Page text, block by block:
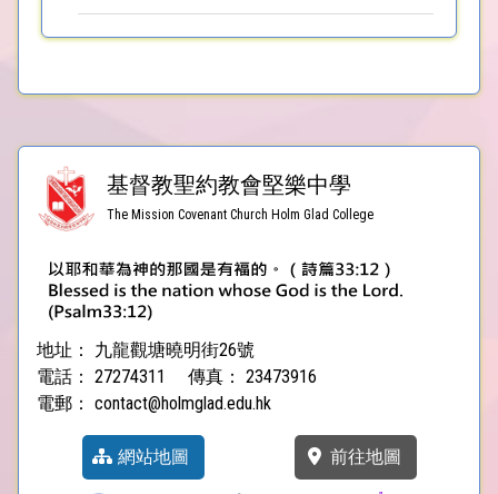
基督教聖約教會堅樂中學
The Mission Covenant Church Holm Glad College
地址：
九龍觀塘曉明街26號
電話： 27274311 傳真： 23473916
電郵： contact@holmglad.edu.hk
網站地圖 前往地圖